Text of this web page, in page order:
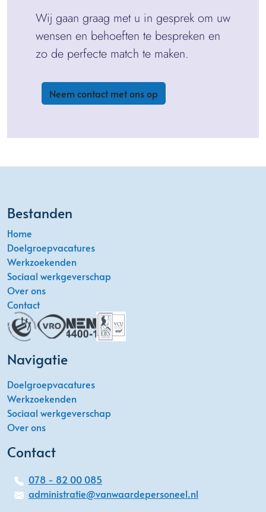
Wij gaan graag met u in gesprek om uw
wensen en behoeften te bespreken en
zo de perfecte match te maken.
Neem contact met ons op
Bestanden
Home
Doelgroepvacatures
Werkzoekenden
Sociaal werkgeverschap
Over ons
Contact
Navigatie
Doelgroepvacatures
Werkzoekenden
Sociaal werkgeverschap
Over ons
Contact
078 - 82 00 085
administratie@vanwaardepersoneel.nl